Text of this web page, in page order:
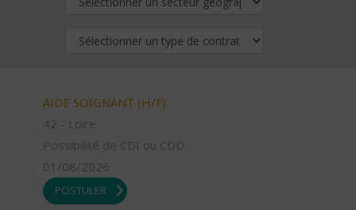
AIDE SOIGNANT (H/F)
42 - Loire
Possibilité de CDI ou CDD
01/08/2026
POSTULER